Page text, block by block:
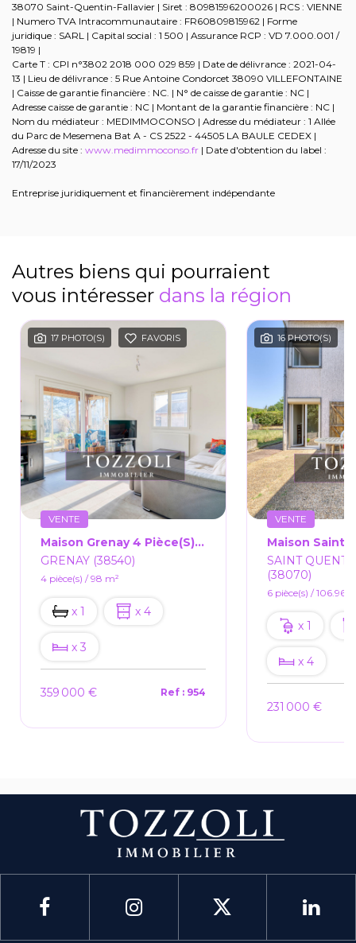
38070 Saint-Quentin-Fallavier | Siret : 80981596200026 | RCS : VIENNE
| Numero TVA Intracommunautaire : FR60809815962 | Forme
juridique : SARL | Capital social : 1 500 | Assurance RCP : VD 7.000.001 /
19819 |
Carte T : CPI n°3802 2018 000 029 859 | Date de délivrance : 2021-04-
13 | Lieu de délivrance : 5 Rue Antoine Condorcet 38090 VILLEFONTAINE
| Caisse de garantie financière : NC. | N° de caisse de garantie : NC |
Adresse caisse de garantie : NC | Montant de la garantie financière : NC |
Nom du médiateur : MEDIMMOCONSO | Adresse du médiateur : 1 Allée
du Parc de Mesemena Bat A - CS 2522 - 44505 LA BAULE CEDEX |
Adresse du site : www.medimmoconso.fr | Date d'obtention du label :
17/11/2023
Entreprise juridiquement et financièrement indépendante
Autres biens qui pourraient
vous intéresser dans la région
17 PHOTO(S) FAVORIS
VENTE
Maison Grenay 4 Pièce(s) 98m2
GRENAY (38540)
4 pièce(s) / 98 m²
x 1 x 4
x 3
359 000 € Ref : 954
16 PHOTO(S)
VENTE
SAINT
(38070)
6 pièce(s) / 106.96
x 1
x 4
231 000 €